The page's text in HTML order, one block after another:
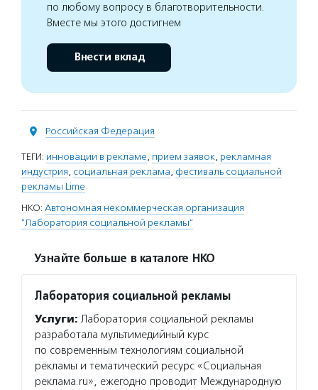
по любому вопросу в благотворительности.
Вместе мы этого достигнем
Внести вклад
Российская Федерация
ТЕГИ: инновации в рекламе, прием заявок, рекламная
индустрия, социальная реклама, фестиваль социальной
рекламы Lime
НКО: Автономная некоммерческая организация
"Лаборатория социальной рекламы"
Узнайте больше в каталоге НКО
Лаборатория социальной рекламы
Услуги: Лаборатория социальной рекламы
разработала мультимедийный курс
по современным технологиям социальной
рекламы и тематический ресурс «Социальная
реклама.ru», ежегодно проводит Международную